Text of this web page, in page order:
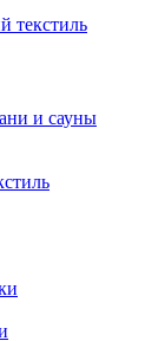
текстиль
и сауны